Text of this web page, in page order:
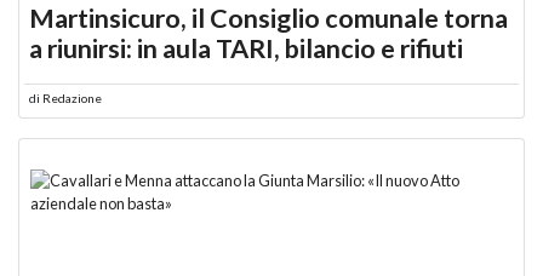
Martinsicuro, il Consiglio comunale torna
a riunirsi: in aula TARI, bilancio e rifiuti
di Redazione